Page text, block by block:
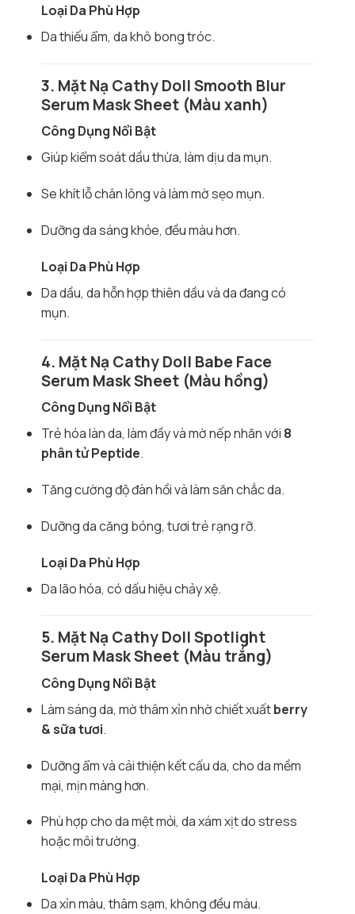
Loại Da Phù Hợp
Da thiếu ẩm, da khô bong tróc.
3. Mặt Nạ Cathy Doll Smooth Blur
Serum Mask Sheet (Màu xanh)
Công Dụng Nổi Bật
Giúp kiểm soát dầu thừa, làm dịu da mụn.
Se khít lỗ chân lông và làm mờ sẹo mụn.
Dưỡng da sáng khỏe, đều màu hơn.
Loại Da Phù Hợp
Da dầu, da hỗn hợp thiên dầu và da đang có
mụn.
4. Mặt Nạ Cathy Doll Babe Face
Serum Mask Sheet (Màu hồng)
Công Dụng Nổi Bật
Trẻ hóa làn da, làm đầy và mờ nếp nhăn với 8
phân tử Peptide.
Tăng cường độ đàn hồi và làm săn chắc da.
Dưỡng da căng bóng, tươi trẻ rạng rỡ.
Loại Da Phù Hợp
Da lão hóa, có dấu hiệu chảy xệ.
5. Mặt Nạ Cathy Doll Spotlight
Serum Mask Sheet (Màu trắng)
Công Dụng Nổi Bật
Làm sáng da, mờ thâm xỉn nhờ chiết xuấtberry
& sữa tươi.
Dưỡng ẩm và cải thiện kết cấu da, cho da mềm
mại, mịn màng hơn.
Phù hợp cho da mệt mỏi, da xám xịt do stress
hoặc môi trường.
Loại Da Phù Hợp
Da xỉn màu, thâm sạm, không đều màu.